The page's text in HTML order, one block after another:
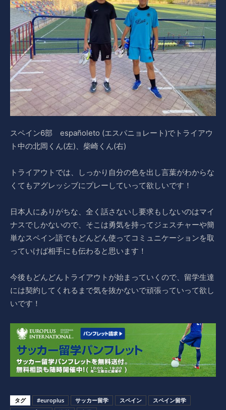
スペイン6部 españoleto (エスパニョレート)でトライアウ
ト中の北岡くん(左)、柴崎くん(右)
トライアウトでは、しっかり自分の色を出し言葉がわからな
くてもアグレッシブにプレーしていって欲しいです！
日本人にありがちな、全く話さないし要求もしないのはマイ
ナスでしかないので、そこは勇気を持ってジェスチャーや簡
単なスペイン語でもどんどん使ってコミュニケーションを取
っていけば相手にも伝わると思います！
今後もどんどんトライアウトが始まっていくので、留学生達
には契約してくれるまで気を抜かないで頑張っていって欲し
いです！
タグ #europlus サッカー留学 スペイン
スペイン留学